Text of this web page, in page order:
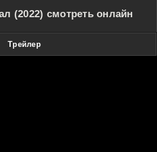
(2022) смотреть онлайн
Трейлер